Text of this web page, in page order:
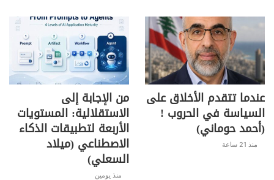
عندما تتقدم الأخلاق على
السياسة في الحروب !
(أحمد حوماني)
منذ 21 ساعة
من الإجابة إلى
الاستقلالية: المستويات
الأربعة لتطبيقات الذكاء
الاصطناعي (ميلاد
السعلي)
منذ يومين